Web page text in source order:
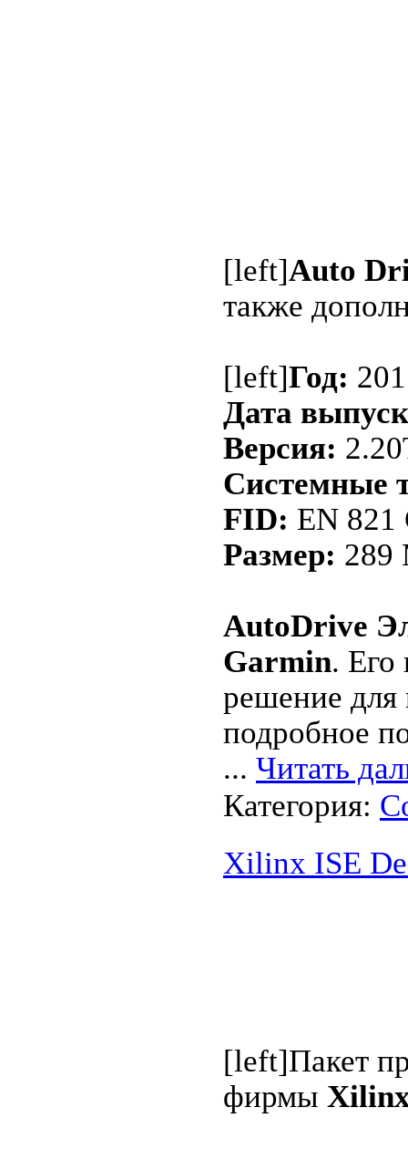
[left]Auto
также
[left]Год:
Дата
Версия:
Системные
FID: EN 821
Размер: 289
AutoDrive
Garmin. Его
решение для
подробное
... Читать
Категория:
Xilinx ISE
[left]Пакет
фирмы